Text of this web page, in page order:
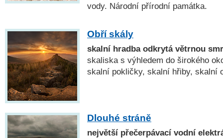
vody. Národní přírodní památka.
Obří skály
skalní hradba odkrytá větrnou
skaliska s výhledem do širokého
skalní pokličky, skalní hřiby, skalní
Dlouhé stráně
největší přečerpávací vodní